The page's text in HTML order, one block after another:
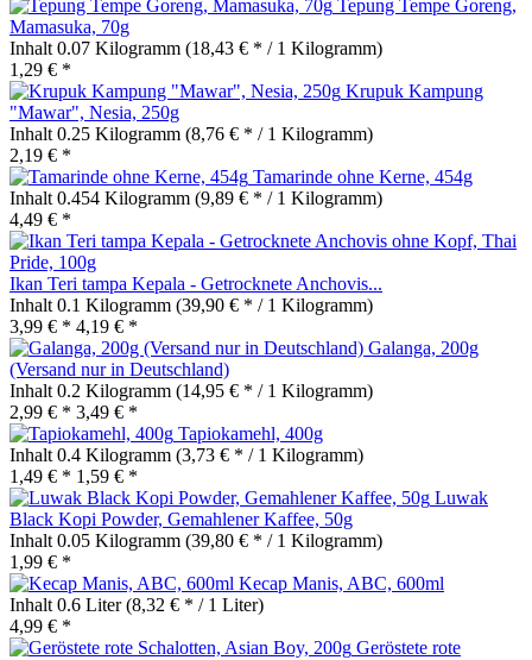
Tepung Tempe Goreng,
Mamasuka, 70g
Inhalt 0.07 Kilogramm (18,43 € * / 1 Kilogramm)
1,29 € *
Krupuk Kampung
"Mawar", Nesia, 250g
Inhalt 0.25 Kilogramm (8,76 € * / 1 Kilogramm)
2,19 € *
Tamarinde ohne Kerne, 454g
Inhalt 0.454 Kilogramm (9,89 € * / 1 Kilogramm)
4,49 € *
Ikan Teri tampa Kepala - Getrocknete Anchovis...
Inhalt 0.1 Kilogramm (39,90 € * / 1 Kilogramm)
3,99 € * 4,19 € *
Galanga, 200g
(Versand nur in Deutschland)
Inhalt 0.2 Kilogramm (14,95 € * / 1 Kilogramm)
2,99 € * 3,49 € *
Tapiokamehl, 400g
Inhalt 0.4 Kilogramm (3,73 € * / 1 Kilogramm)
1,49 € * 1,59 € *
Luwak
Black Kopi Powder, Gemahlener Kaffee, 50g
Inhalt 0.05 Kilogramm (39,80 € * / 1 Kilogramm)
1,99 € *
Kecap Manis, ABC, 600ml
Inhalt 0.6 Liter(8,32 € * / 1 Liter)
4,99 € *
Geröstete rote